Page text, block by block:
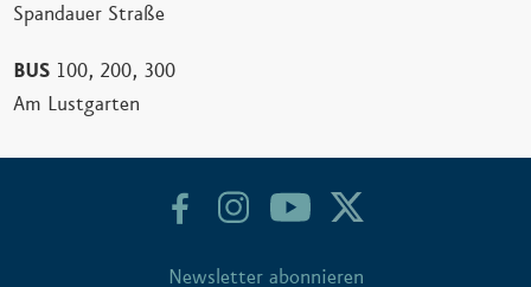
Spandauer Straße
BUS 100, 200, 300
Am Lustgarten
Newsletter abonnieren